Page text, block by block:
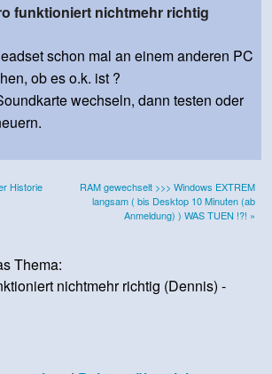
funktioniert nichtmehr richtig
schon mal an einem anderen PC
ob es o.k. ist ?
wechseln, dann testen oder
Historie
RAM gewechselt >>> Windows EXTREM
langsam ( bis Desktop 10 Minuten (ab
Anmeldung) ) WAS TUEN !?! »
Thema:
nichtmehr richtig (Dennis) -